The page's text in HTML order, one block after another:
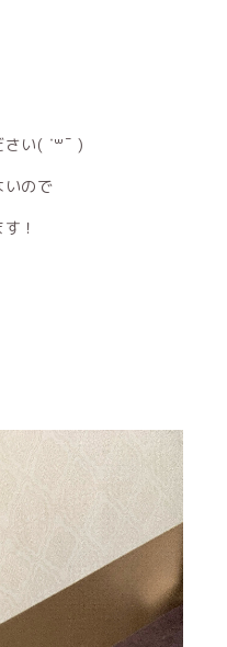
い( ˙꒳¯ )
いので
！